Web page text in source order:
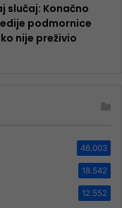
slučaj: Konačno
podmornice
nije preživio
46.003
18.542
12.552